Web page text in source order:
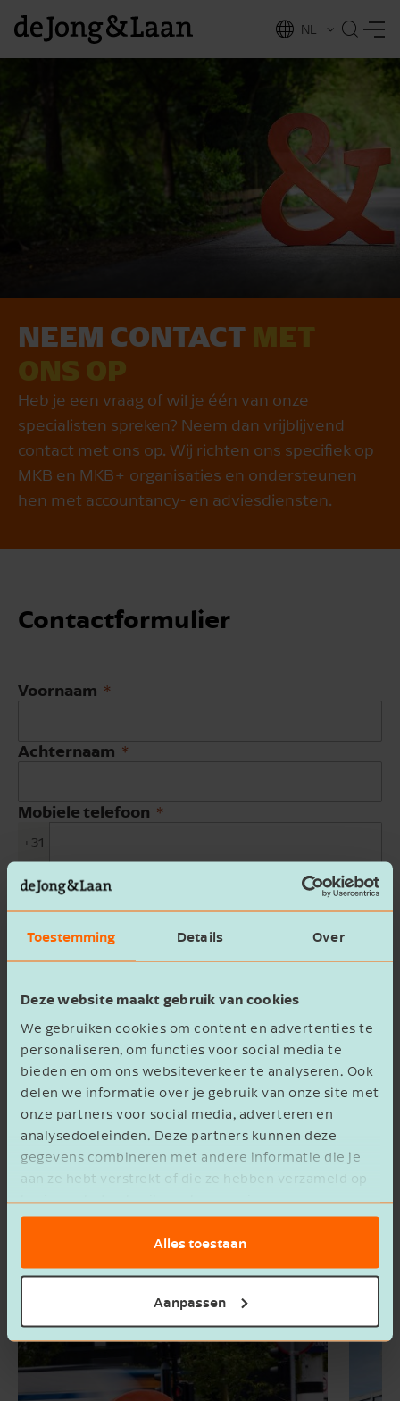
Toestemming Details Over
Deze website maakt gebruik van cookies
We gebruiken cookies om content en advertenties te
personaliseren, om functies voor social media te
bieden en om ons websiteverkeer te analyseren. Ook
delen we informatie over je gebruik van onze site met
onze partners voor social media, adverteren en
analysedoeleinden. Deze partners kunnen deze
gegevens combineren met andere informatie die je
aan ze hebt verstrekt of die ze hebben verzameld op
basis van het gebruik van hun services.
Alles toestaan
Aanpassen
EN
NL
NEEM CONTACT MET
ONS OP
Heb je een vraag of wil je één van onze
specialisten spreken? Neem dan vrijblijvend
contact met ons op. Wij richten ons specifiek op
MKB en MKB+ organisaties en ondersteunen
hen met accountancy- en adviesdiensten.
Contact­formulier
Voornaam
Achternaam
Mobiele telefoon
+31
Bedrijfsnaam
Beschrijving
Ik ga akkoord met hetprivacy statement
Verzenden